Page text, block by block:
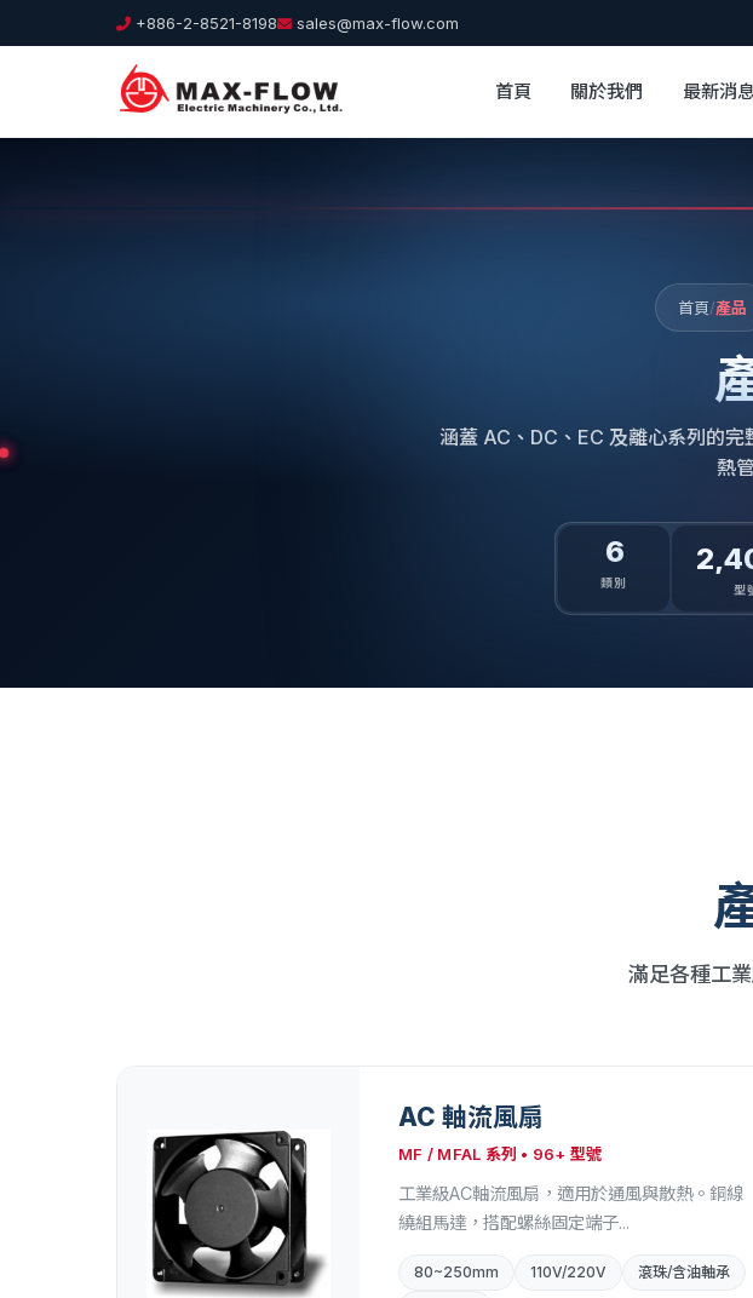
+886-2-8521-8198 sales@max-flow.com
首頁 關於我們 最新消
首頁/產品
涵蓋 AC、DC、EC 及離心系列的
熱
6
類別 型
滿足各種工
AC 軸流風扇
MF / MFAL 系列 • 96+ 型號
工業級AC軸流風扇，適用於通風與散熱。銅線
繞組馬達，搭配螺絲固定端子...
80~250mm 110V/220V
滾珠/含油軸承